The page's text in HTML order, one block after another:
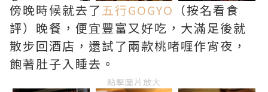
傍晚時候就去了 五行GOGYO （按名看食
評）晚餐，便宜豐富又好吃，大滿足後就
散步回酒店，還試了兩款桃啫喱作宵夜，
飽著肚子入睡去。
點擊圖片放大